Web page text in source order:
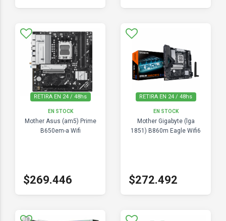
RETIRA EN 24 / 48hs
EN STOCK
Mother Asus (am5) Prime
B650em-a Wifi
$269.446
RETIRA EN 24 / 48hs
EN STOCK
Mother Gigabyte (lga
1851) B860m Eagle Wifi6
$272.492